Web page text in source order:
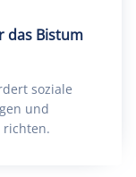
das Bistum
soziale
und
richten.